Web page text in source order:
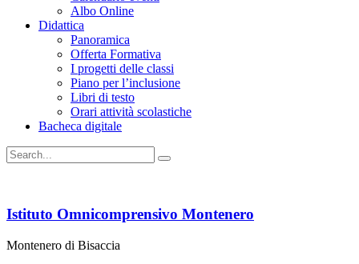
Albo Online
Didattica
Panoramica
Offerta Formativa
I progetti delle classi
Piano per l’inclusione
Libri di testo
Orari attività scolastiche
Bacheca digitale
Istituto Omnicomprensivo Montenero
Montenero di Bisaccia